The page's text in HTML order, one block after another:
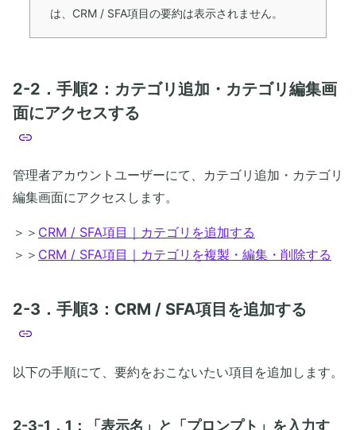
は、CRM / SFA項目の要約は表示されません。
2-2．手順2：カテゴリ追加・カテゴリ編集画
面にアクセスする
管理者アカウントユーザーにて、カテゴリ追加・カテゴリ
編集画面にアクセスします。
＞＞ CRM / SFA項目｜カテゴリを追加する
＞＞ CRM / SFA項目｜カテゴリを複製・編集・削除する
2-3．手順3：CRM / SFA項目を追加する
以下の手順にて、要約をおこないたい項目を追加します。
2-3-1．1：「表示名」と「プロンプト」を入力す